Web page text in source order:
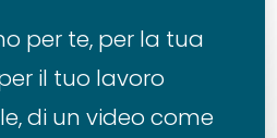
per te, per la tua
il tuo lavoro
di un video come